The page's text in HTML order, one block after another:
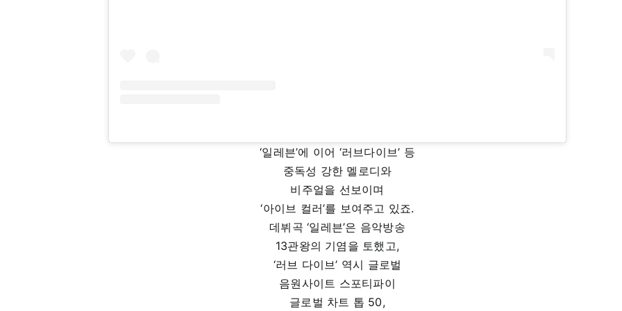
‘일레븐’에 이어 ‘러브다이브’ 등
중독성 강한 멜로디와
비주얼을 선보이며
‘아이브 컬러’를 보여주고 있죠.
데뷔곡 ‘일레븐’은 음악방송
13관왕의 기염을 토했고,
‘러브 다이브’ 역시 글로벌
음원사이트 스포티파이
글로벌 차트 톱 50,